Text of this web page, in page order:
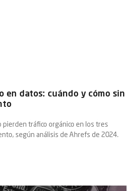
en datos: cuándo y cómo sin
tráfico orgánico en los tres
según análisis de Ahrefs de 2024.